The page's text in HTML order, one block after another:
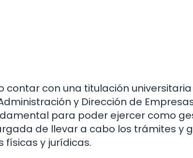
contar con una titulación
y Dirección de
para poder ejercer como
de llevar a cabo los trámites y
y jurídicas.